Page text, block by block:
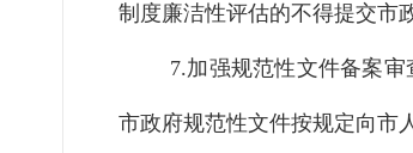
制度廉洁性评估的不得提交市
7.加强规范性文件备案审
市政府规范性文件按规定向市